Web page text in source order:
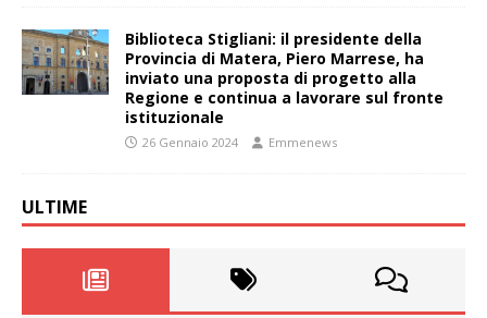
Biblioteca Stigliani: il presidente della
Provincia di Matera, Piero Marrese, ha
inviato una proposta di progetto alla
Regione e continua a lavorare sul fronte
istituzionale
26 Gennaio 2024 Emmenews
ULTIME